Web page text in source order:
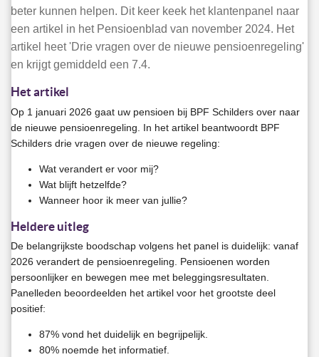
beter kunnen helpen. Dit keer keek het klantenpanel naar
een artikel in het Pensioenblad van november 2024. Het
artikel heet 'Drie vragen over de nieuwe pensioenregeling'
en krijgt gemiddeld een 7.4.
Het artikel
Op 1 januari 2026 gaat uw pensioen bij BPF Schilders over naar
de nieuwe pensioenregeling. In het artikel beantwoordt BPF
Schilders drie vragen over de nieuwe regeling:
Wat verandert er voor mij?
Wat blijft hetzelfde?
Wanneer hoor ik meer van jullie?
Heldere uitleg
De belangrijkste boodschap volgens het panel is duidelijk: vanaf
2026 verandert de pensioenregeling. Pensioenen worden
persoonlijker en bewegen mee met beleggingsresultaten.
Panelleden beoordeelden het artikel voor het grootste deel
positief:
87% vond het duidelijk en begrijpelijk.
80% noemde het informatief.